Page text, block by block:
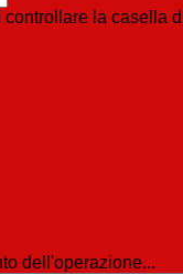
la casella
dell'operazione...